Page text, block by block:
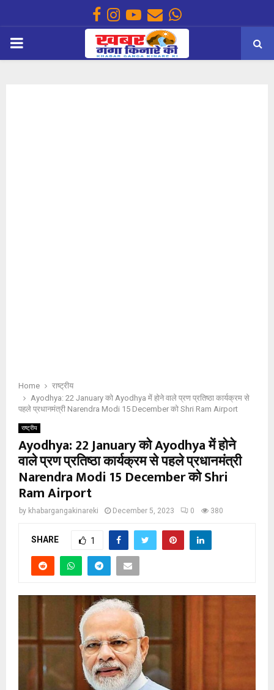
Facebook
Instagram
Youtube
EmailWhatsapp
PRIMARY
Home
राष्ट्रीय
Ayodhya: 22 January को Ayodhya में होने वाले प्रण प्रतिष्ठा कार्यक्रम से
पहले प्रधानमंत्री Narendra Modi 15 December को Shri Ram Airport
राष्ट्रीय
Ayodhya: 22 January को Ayodhya में होने
वाले प्रण प्रतिष्ठा कार्यक्रम से पहले प्रधानमंत्री
Narendra Modi 15 December को Shri
Ram Airport
by khabargangakinareki December 5, 2023 0 380
SHARE 1